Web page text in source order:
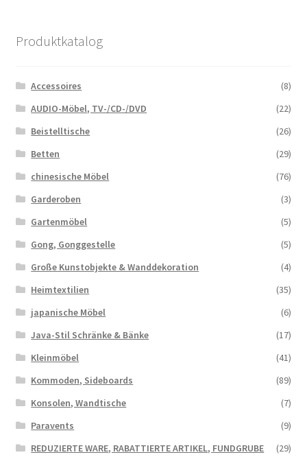
Produktkatalog
Accessoires
(8)
AUDIO-Möbel, TV-/CD-/DVD
(22)
Beistelltische
(26)
Betten
(29)
chinesische Möbel
(76)
Garderoben
(3)
Gartenmöbel
(5)
Gong, Gonggestelle
(5)
Große Kunstobjekte & Wanddekoration
(4)
Heimtextilien
(35)
japanische Möbel
(6)
Java-Stil Schränke & Bänke
(17)
Kleinmöbel
(41)
Kommoden, Sideboards
(89)
Konsolen, Wandtische
(7)
Paravents
(9)
REDUZIERTE WARE, RABATTIERTE ARTIKEL, FUNDGRUBE
(29)